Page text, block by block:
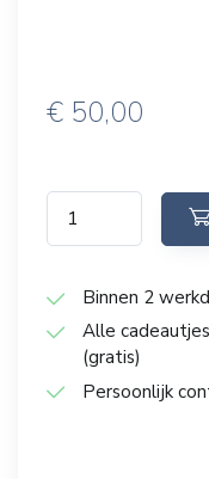
€ 50,00
Binnen 2
Alle
(gratis)
Persoonlijk